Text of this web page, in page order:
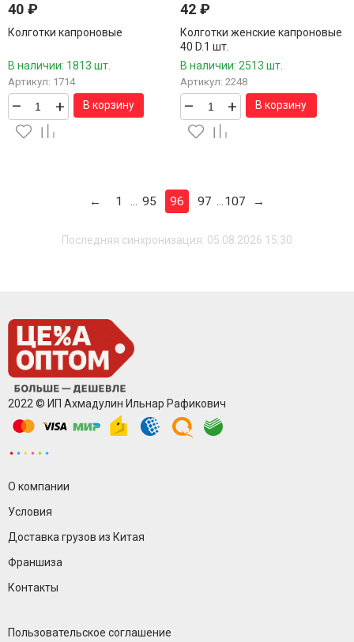
40 ₽
Колготки капроновые
В наличии: 1813 шт.
Артикул: 1714
– + В корзину
42₽
Колготки женские капроновые
40 D.1 шт.
В наличии: 2513 шт.
Артикул: 2248
– + В корзину
← 1 95 96 97 107 →
Последняя синхронизация: 05.08.2026 15:30
2022 © ИП Ахмадулин Ильнар Рафикович
О компании
Условия
Доставка грузов из Китая
Франшиза
Контакты
Пользовательское соглашение